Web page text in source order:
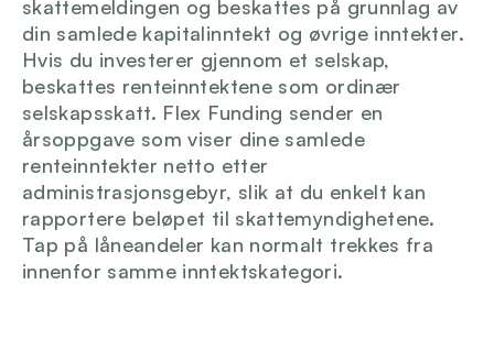
skattemeldingen og beskattes på grunnlag av
din samlede kapitalinntekt og øvrige inntekter.
Hvis du investerer gjennom et selskap,
beskattes renteinntektene som ordinær
selskapsskatt. Flex Funding sender en
årsoppgave som viser dine samlede
renteinntekter netto etter
administrasjonsgebyr, slik at du enkelt kan
rapportere beløpet til skattemyndighetene.
Tap på låneandeler kan normalt trekkes fra
innenfor samme inntektskategori.